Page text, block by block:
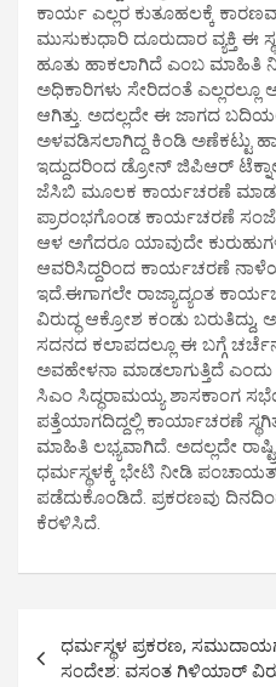
ಕಾರ್ಯ ಎಲ್ಲರ ಕುತೂಹಲಕ್ಕೆ
ಮುಸುಕುಧಾರಿ ದೂರುದಾರ ವ್ಯಕ್ತಿ ಈ
ಹೂತು ಹಾಕಲಾಗಿದೆ ಎಂಬ ಮಾಹಿತಿ
ಅಧಿಕಾರಿಗಳು ಸೇರಿದಂತೆ
ಆಗಿತ್ತು. ಅದಲ್ಲದೇ ಈ ಜಾಗದ
ಅಳವಡಿಸಲಾಗಿದ್ದ ಕಿಂಡಿ ಅಣೆಕಟ್ಟು
ಇದ್ದುದರಿಂದ ಡ್ರೋನ್ ಜಿಪಿಆರ್
ಜೆಸಿಬಿ ಮೂಲಕ ಕಾರ್ಯಚರಣೆ
ಪ್ರಾರಂಭಗೊಂಡ ಕಾರ್ಯಚರಣೆ
ಆಳ ಅಗೆದರೂ ಯಾವುದೇ
ಆವರಿಸಿದ್ದರಿಂದ ಕಾರ್ಯಚರಣೆ
ಇದೆ.ಈಗಾಗಲೇ ರಾಜ್ಯಾದ್ಯಂತ
ವಿರುದ್ಧ ಆಕ್ರೋಶ ಕಂಡು ಬರುತಿದ್ದು,
ಸದನದ ಕಲಾಪದಲ್ಲೂ ಈ ಬಗ್ಗೆ
ಅವಹೇಳನಾ ಮಾಡಲಾಗುತ್ತಿದೆ
ಸಿಎಂ ಸಿದ್ಧರಾಮಯ್ಯ ಶಾಸಕಾಂಗ
ಪತ್ತೆಯಾಗದಿದ್ದಲ್ಲಿ ಕಾರ್ಯಾಚರಣೆ
ಮಾಹಿತಿ ಲಭ್ಯವಾಗಿದೆ. ಅದಲ್ಲದೇ
ಧರ್ಮಸ್ಥಳಕ್ಕೆ ಭೇಟಿ ನೀಡಿ
ಪಡೆದುಕೊಂಡಿದೆ. ಪ್ರಕರಣವು
ಕೆರಳಿಸಿದೆ.
ಧರ್ಮಸ್ಥಳ ಪ್ರಕರಣ,
ಸಂದೇಶ: ವಸಂತ ಗಿಳಿಯಾರ್